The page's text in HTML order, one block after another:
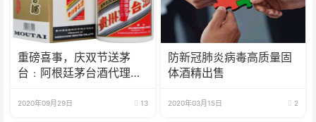
重磅喜事，庆双节送茅
台﹕阿根廷茅台酒代理特
动
2020年09月29日 13
防新冠肺炎病毒高质量固
体酒精出售
2020年03月15日 2